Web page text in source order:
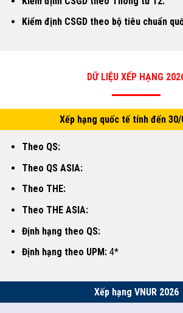
Kiểm định CSGD theo bộ tiêu chuẩn
DỮ LIỆU XẾP HẠNG
Xếp hạng quốc tế tính đến 30/
Theo QS:
Theo QS ASIA:
Theo THE:
Theo THE ASIA:
Định hạng theo QS:
Định hạng theo UPM:4*
Xếp hạng VNUR 2026